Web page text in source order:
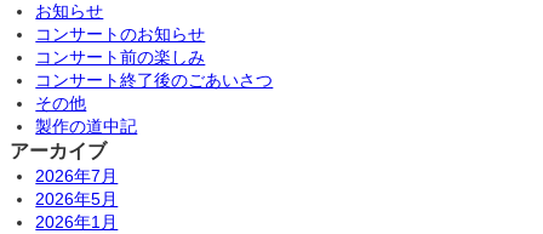
お知らせ
コンサートのお知らせ
コンサート前の楽しみ
コンサート終了後のごあいさつ
その他
製作の道中記
アーカイブ
2026年7月
2026年5月
2026年1月